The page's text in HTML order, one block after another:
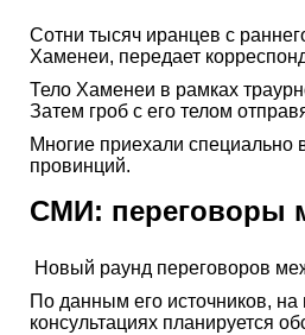
Сотни тысяч иранцев с
Хаменеи, передает
Тело Хаменеи в рамках
Затем гроб с его телом
Многие приехали специально
провинций.
СМИ: переговоры
Новый раунд переговоров
По данным его источников, на
консультациях планируется